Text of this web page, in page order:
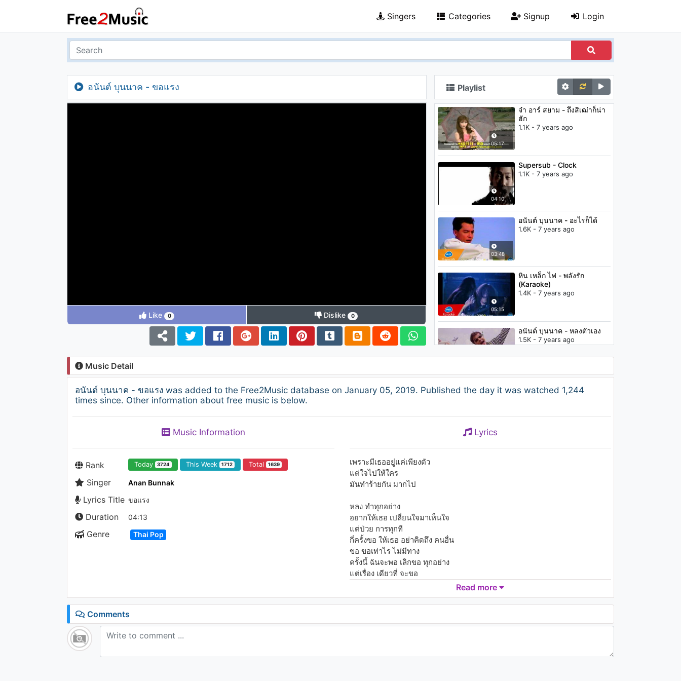
Singers Categories Signup Login
อนันต์ บุนนาค - ขอแรง
Like 0 Dislike 0
Playlist
05:17
จ๋า อาร์ สยาม - ถึงสิเฒ่าก็น่า
ฮัก
1.1K - 7 years ago
04:10
Supersub - Clock
1.1K - 7 years ago
03:48
อนันต์ บุนนาค - อะไรก็ได้
1.6K - 7 years ago
05:15
หิน เหล็ก ไฟ - พลังรัก
(Karaoke)
1.4K - 7 years ago
อนันต์ บุนนาค - หลงตัวเอง
1.5K - 7 years ago
Gear Knight - ลบไม่ออก
1.2K - 7 years ago
1.3K - 7 years ago
04:47
อนันต์ บุนนาค - ทิ้งกันน่าดู
Music Detail
อนันต์ บุนนาค - ขอแรง was added to the Free2Music database on January 05, 2019. Published the day it was watched 1,244
times since. Other information about free music is below.
Music Information
Rank Today 3724 This Week 1712 Total 1639
Singer Anan Bunnak
Lyrics Title ขอแรง
Duration 04:13
Genre Thai Pop
Lyrics
เพราะมีเธออยู่แค่เพียงตัว
แต่ใจไปให้ใคร
มันทำร้ายกัน มากไป
หลง ทำทุกอย่าง
อยากให้เธอ เปลี่ยนใจมาเห็นใจ
แต่ป่วย การทุกที
กี่ครั้งขอ ให้เธอ อย่าคิดถึง คนอื่น
ขอ ขอเท่าไร ไม่มีทาง
ครั้งนี้ ฉันจะพอ เลิกขอ ทุกอย่าง
แต่เรื่อง เดียวที่ จะขอ
มันคงดี หากจะลืม รักฉัน
ขอแรง เธอ อย่ามา เห็นกัน
รักเธอจนเหนื่อย เหนื่อยเกินไป
Read more
Comments